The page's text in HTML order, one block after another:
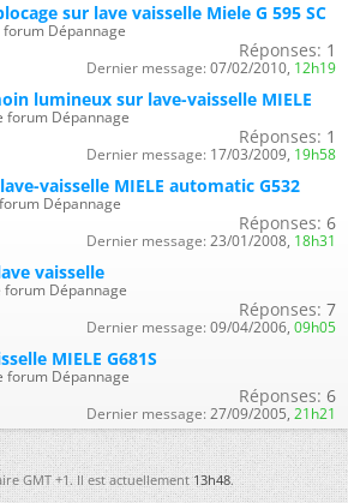
sur lave vaisselle Miele G 595 SC
Dépannage
Réponses: 1
Dernier message: 07/02/2010, 12h19
lumineux sur lave-vaisselle MIELE
forum Dépannage
Réponses: 1
Dernier message: 17/03/2009, 19h58
vaisselle MIELE automatic G532
Dépannage
Réponses: 6
Dernier message: 23/01/2008, 18h31
vaisselle
forum Dépannage
Réponses: 7
Dernier message: 09/04/2006, 09h05
MIELE G681S
forum Dépannage
Réponses: 6
Dernier message: 27/09/2005, 21h21
GMT +1. Il est actuellement13h48.